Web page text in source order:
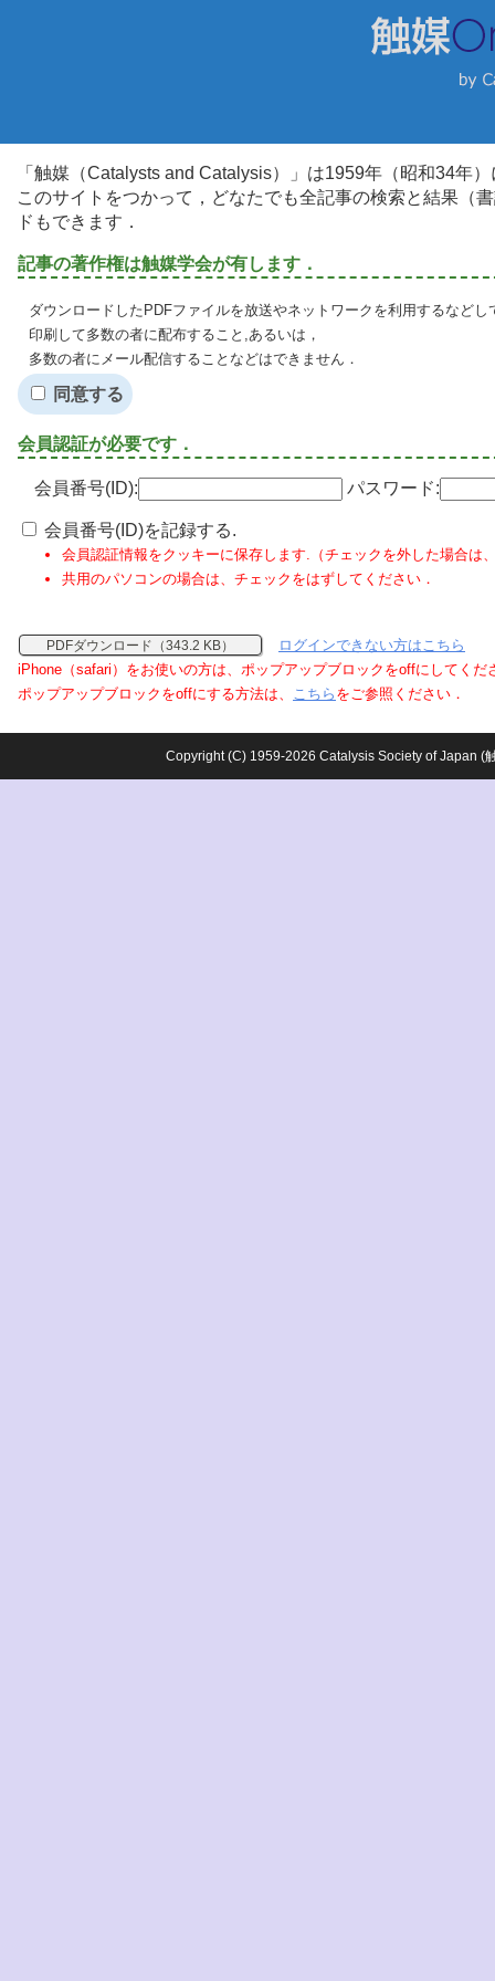
「触媒（Catalysts and Catalysis）」は1959年（昭和34年
このサイトをつかって，どなたでも全記事の検索と結果（
ドもできます．
記事の著作権は触媒学会が有します．
ダウンロードしたPDFファイルを放送やネットワークを利用するなど
印刷して多数の者に配布すること,あるいは，
多数の者にメール配信することなどはできません．
同意する
会員認証が必要です．
会員番号(ID): パスワード:
会員番号(ID)を記録する.
会員認証情報をクッキーに保存します.（チェックを外した場合は
共用のパソコンの場合は、チェックをはずしてください．
PDFダウンロード（343.2 KB）
ログインできない方はこちら
iPhone（safari）をお使いの方は、ポップアップブロックをoffにしてくだ
ポップアップブロックをoffにする方法は、 こちら をご参照ください．
Copyright (C) 1959-2026 Catalysis Society of Japan (